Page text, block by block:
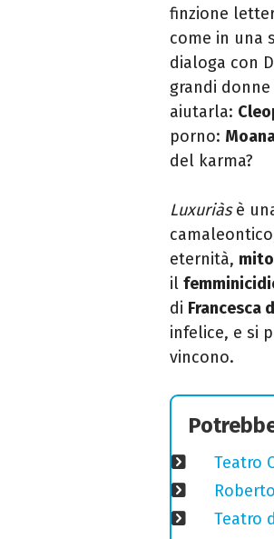
finzione
come in una
dialoga con
grandi
aiutarla:
porno:
del karma?
Luxuriàsè
eternità,
il
di Francesca
infelice, e si
vincono.
Teatro
Teatro